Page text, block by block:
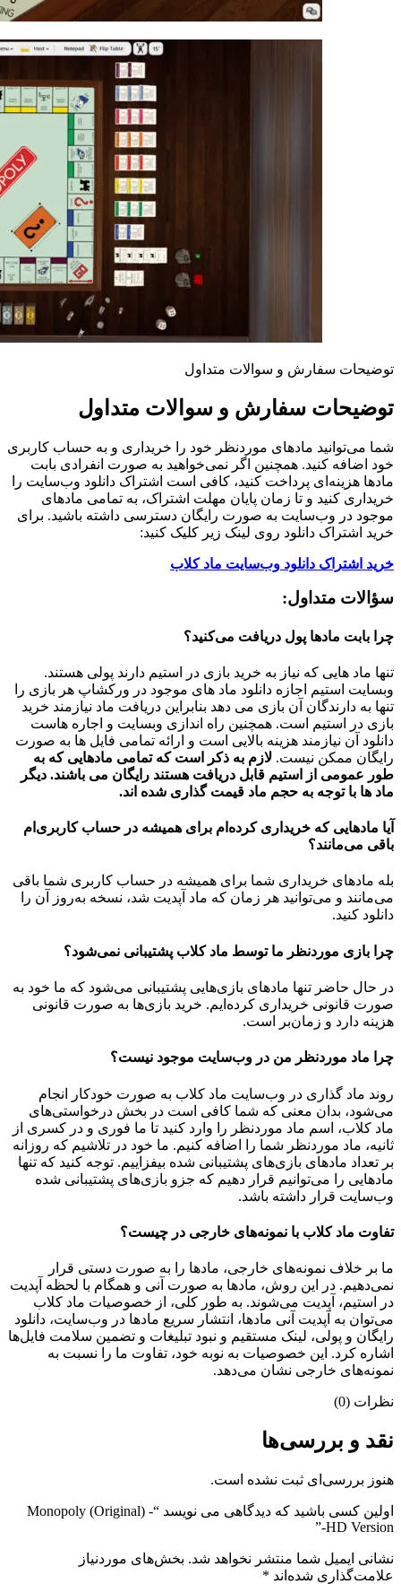
توضیحات سفارش و سوالات متداول
توضیحات سفارش و سوالات متداول
شما می‌توانید مادهای موردنظر خود را خریداری و به حساب کاربری
خود اضافه کنید. همچنین اگر نمی‌خواهید به صورت انفرادی بابت
مادها هزینه‌ای پرداخت کنید، کافی است اشتراک دانلود وب‌سایت را
خریداری کنید و تا زمان پایان مهلت اشتراک، به تمامی مادهای
موجود در وب‌سایت به صورت رایگان دسترسی داشته باشید. برای
خرید اشتراک دانلود روی لینک زیر کلیک کنید:
خرید اشتراک دانلود وب‌سایت ماد کلاب
سؤالات متداول:
چرا بابت مادها پول دریافت می‌کنید؟
تنها ماد هایی که نیاز به خرید بازی در استیم دارند پولی هستند.
وبسایت استیم اجازه دانلود ماد های موجود در ورکشاپ هر بازی را
تنها به دارندگان آن بازی می دهد بنابراین دریافت ماد نیازمند خرید
بازی در استیم است. همچنین راه اندازی وبسایت و اجاره هاست
دانلود آن نیازمند هزینه بالایی است و ارائه تمامی فایل ها به صورت
رایگان ممکن نیست. لازم به ذکر است که تمامی مادهایی که به
طور عمومی از استیم قابل دریافت هستند رایگان می باشند. دیگر
ماد ها با توجه به حجم ماد قیمت گذاری شده اند.
آیا مادهایی که خریداری کرده‌ام برای همیشه در حساب‌ کاربری‌ام
باقی می‌مانند؟
بله مادهای خریداری شما برای همیشه در حساب کاربری شما باقی
می‌مانند و می‌توانید هر زمان که ماد آپدیت شد، نسخه به‌روز آن را
دانلود کنید.
چرا بازی موردنظر ما توسط ماد کلاب پشتیبانی نمی‌شود؟
در حال حاضر تنها مادهای بازی‌هایی پشتیبانی می‌شود که ما خود به
صورت قانونی خریداری کرده‌ایم. خرید بازی‌ها به صورت قانونی
هزینه دارد و زمان‌بر است.
چرا ماد موردنظر من در وب‌سایت موجود نیست؟
روند ماد گذاری در وب‌سایت ماد کلاب به صورت خودکار انجام
می‌شود، بدان معنی که شما کافی است در بخش درخواستی‌های
ماد کلاب، اسم ماد موردنظر را وارد کنید تا ما فوری و در کسری از
ثانیه، ماد موردنظر شما را اضافه کنیم. ما خود در تلاشیم که روزانه
بر تعداد مادهای بازی‌های پشتیبانی شده بیفزاییم. توجه کنید که تنها
مادهایی را می‌توانیم قرار دهیم که جزو بازی‌های پشتیبانی شده
وب‌سایت قرار داشته باشد.
تفاوت ماد کلاب با نمونه‌های خارجی در چیست؟
ما بر خلاف نمونه‌های خارجی، مادها را به صورت دستی قرار
نمی‌دهیم. در این روش، مادها به صورت آنی و همگام با لحظه آپدیت
در استیم، آپدیت می‌شوند. به طور کلی، از خصوصیات ماد کلاب
می‌‌توان به آپدیت آنی مادها، انتشار سریع مادها در وب‌سایت، دانلود
رایگان و پولی، لینک مستقیم و نبود تبلیغات و تضمین سلامت فایل‌ها
اشاره کرد. این خصوصیات به نوبه خود، تفاوت ما را نسبت به
نمونه‌های خارجی نشان می‌دهد.
نظرات (0)
نقد و بررسی‌ها
هنوز بررسی‌ای ثبت نشده است.
اولین کسی باشید که دیدگاهی می نویسد “Monopoly (Original) -
HD Version-”
نشانی ایمیل شما منتشر نخواهد شد. بخش‌های موردنیاز
علامت‌گذاری شده‌اند *